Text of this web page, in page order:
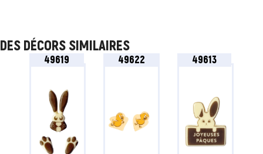
DES DÉCORS SIMILAIRES
49619 49622 49613